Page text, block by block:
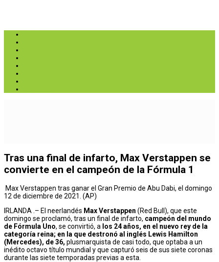
Tras una final de infarto, Max Verstappen se
convierte en el campeón de la Fórmula 1
Max Verstappen tras ganar el Gran Premio de Abu Dabi, el domingo
12 de diciembre de 2021. (AP)
IRLANDA .– El neerlandés Max Verstappen (Red Bull), que este
domingo se proclamó, tras un final de infarto, campeón del mundo
de Fórmula Uno, se convirtió, a los 24 años, en el nuevo rey de la
categoría reina; en la que destronó al inglés Lewis Hamilton
(Mercedes), de 36, plusmarquista de casi todo, que optaba a un
inédito octavo título mundial y que capturó seis de sus siete coronas
durante las siete temporadas previas a esta.